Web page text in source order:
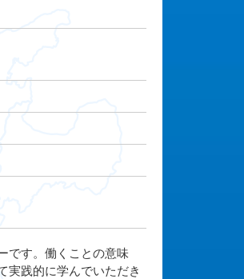
です。働くことの意味
実践的に学んでいただき